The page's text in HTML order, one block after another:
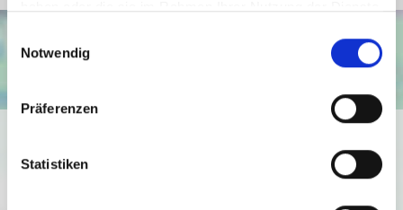
Notwendig
Präferenzen
Statistiken